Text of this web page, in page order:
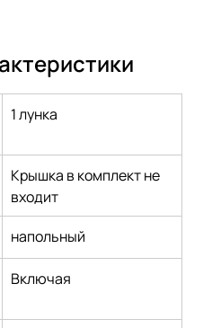
1 лунка
Крышка в комплект не
входит
напольный
Включая